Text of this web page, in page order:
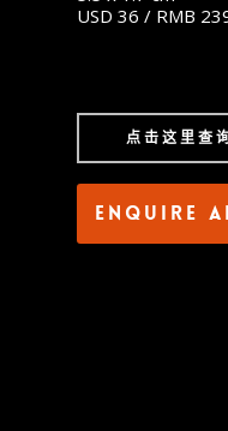
USD 36 / RMB
点击这里查
Enquire